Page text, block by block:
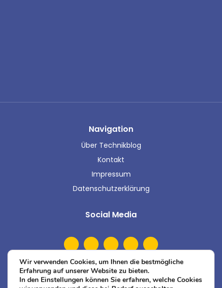
Navigation
Über Technikblog
Kontakt
Impressum
Datenschutzerklärung
Social Media
Wir verwenden Cookies, um Ihnen die bestmögliche
Erfahrung auf unserer Website zu bieten.
In den Einstellungen können Sie erfahren, welche Cookies